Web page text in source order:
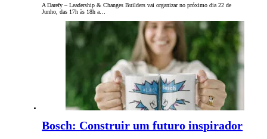
A Darefy – Leadership & Changes Builders vai organizar no próximo dia 22 de
Junho, das 17h às 18h a…
Bosch: Construir um futuro inspirador